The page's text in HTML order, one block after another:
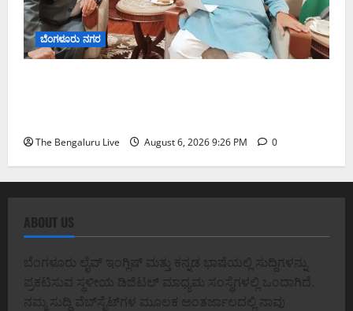
ಬೆಂಗಳೂರು ನಗರ
The Bengaluru Live August 6, 2026 9:26 PM 0
ABOUT US
ಬೆಂಗಳೂರು ಲೈವ್ ಇಂಗ್ಲಿಷ್ ಮತ್ತು ಕನ್ನಡ ಭಾಷೆಯಲ್ಲಿ ಸುದ್ದಿಗಳನ್ನು
ಪ್ರಕಟಿಸುವ ಸ್ಥಳೀಯ ಡಿಜಿಟಲ್ ಮಾಧ್ಯಮ ಸಂಸ್ಥೆಗಳಲ್ಲಿ ಒಂದಾಗಿದೆ.
ನಮ್ಮ ಸುದ್ದಿ ವೆಬ್‌ಸೈಟ್‌ಗಳ ಮೂಲಕ ಅಂತರ್ಜಾಲದಲ್ಲಿ ನಾವು